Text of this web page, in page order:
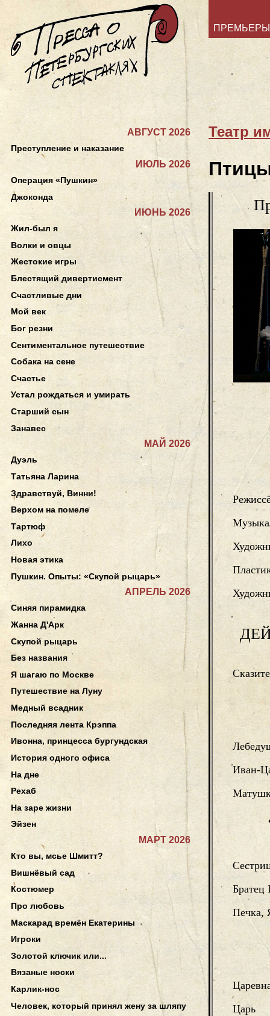
ПРЕМЬЕРЫ
Театр
Иван-
Братец
Печка,
Царь
АВГУСТ 2026
Преступление и наказание
ИЮЛЬ 2026
Операция «Пушкин»
Джоконда
ИЮНЬ 2026
Жил-был я
Волки и овцы
Жестокие игры
Блестящий дивертисмент
Счастливые дни
Мой век
Бог резни
Сентиментальное путешествие
Собака на сене
Счастье
Устал рождаться и умирать
Старший сын
Занавес
МАЙ 2026
Дуэль
Татьяна Ларина
Здравствуй, Винни!
Верхом на помеле
Тартюф
Лихо
Новая этика
Пушкин. Опыты: «Скупой рыцарь»
АПРЕЛЬ 2026
Синяя пирамидка
Жанна Д'Арк
Скупой рыцарь
Без названия
Я шагаю по Москве
Путешествие на Луну
Медный всадник
Последняя лента Крэппа
Ивонна, принцесса бургундская
История одного офиса
На дне
Рехаб
На заре жизни
Эйзен
МАРТ 2026
Кто вы, мсье Шмитт?
Вишнёвый сад
Костюмер
Про любовь
Маскарад времён Екатерины
Игроки
Золотой ключик или...
Вязаные носки
Карлик-нос
Человек, который принял жену за шляпу